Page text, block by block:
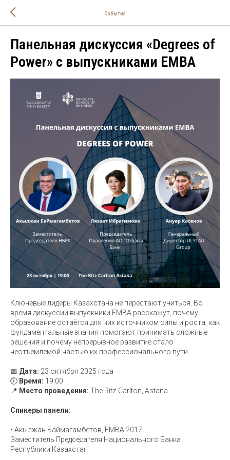
События
Панельная дискуссия «Degrees of
Power» с выпускниками EMBA
Ключевые лидеры Казахстана не перестают учиться. Во
время дискуссии выпускники EMBA расскажут, почему
образование остаётся для них источником силы и роста, как
фундаментальные знания помогают принимать сложные
решения и почему непрерывное развитие стало
неотъемлемой частью их профессионального пути.
📅 Дата: 23 октября 2025 года
🕖 Время: 19:00
📍 Место проведения: The Ritz-Carlton, Astana
Спикеры панели:
• Акылжан Баймагамбетов, EMBA 2017
Заместитель Председателя Национального Банка
Республики Казахстан